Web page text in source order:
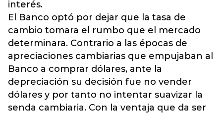
interés.
El Banco optó por dejar que la tasa de
cambio tomara el rumbo que el mercado
determinara. Contrario a las épocas de
apreciaciones cambiarias que empujaban al
Banco a comprar dólares, ante la
depreciación su decisión fue no vender
dólares y por tanto no intentar suavizar la
senda cambiaria. Con la ventaja que da ser